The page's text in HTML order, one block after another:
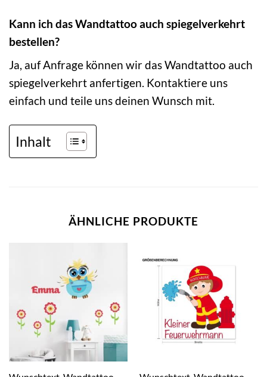
Kann ich das Wandtattoo auch spiegelverkehrt
bestellen?
Ja, auf Anfrage können wir das Wandtattoo auch
spiegelverkehrt anfertigen. Kontaktiere uns
einfach und teile uns deinen Wunsch mit.
Inhalt
ÄHNLICHE PRODUKTE